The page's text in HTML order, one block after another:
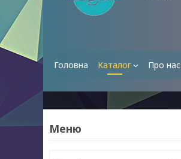
Головна Каталог Про нас